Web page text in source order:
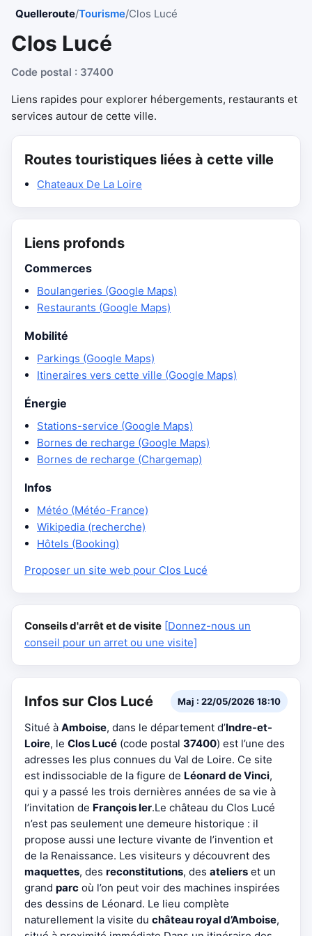
Quelleroute/Tourisme/Clos Lucé
Clos Lucé
Code postal : 37400
Liens rapides pour explorer hébergements, restaurants et
services autour de cette ville.
Routes touristiques liées à cette ville
Chateaux De La Loire
Liens profonds
Commerces
Boulangeries (Google Maps)
Restaurants (Google Maps)
Mobilité
Parkings (Google Maps)
Itineraires vers cette ville (Google Maps)
Énergie
Stations-service (Google Maps)
Bornes de recharge (Google Maps)
Bornes de recharge (Chargemap)
Infos
Météo (Météo-France)
Wikipedia (recherche)
Hôtels (Booking)
Proposer un site web pour Clos Lucé
Conseils d'arrêt et de visite [Donnez-nous un
conseil pour un arret ou une visite]
Infos sur Clos Lucé Maj : 22/05/2026 18:10
Situé à Amboise, dans le département d’Indre-et-
Loire, le Clos Lucé (code postal 37400) est l’une des
adresses les plus connues du Val de Loire. Ce site
est indissociable de la figure de Léonard de Vinci,
qui y a passé les trois dernières années de sa vie à
l’invitation de François Ier.Le château du Clos Lucé
n’est pas seulement une demeure historique : il
propose aussi une lecture vivante de l’invention et
de la Renaissance. Les visiteurs y découvrent des
maquettes, des reconstitutions, des ateliers et un
grand parc où l’on peut voir des machines inspirées
des dessins de Léonard. Le lieu complète
naturellement la visite du château royal d’Amboise,